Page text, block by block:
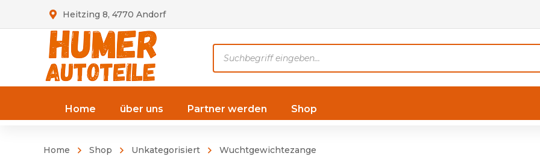
Heitzing 8, 4770 Andorf
search
Home über uns Partner werden Shop
Home Shop Unkategorisiert Wuchtgewichtezange